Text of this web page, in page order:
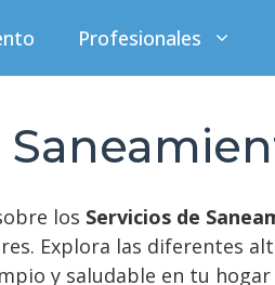
Profesionales
los Servicios de
Explora las diferentes
y saludable en tu hogar